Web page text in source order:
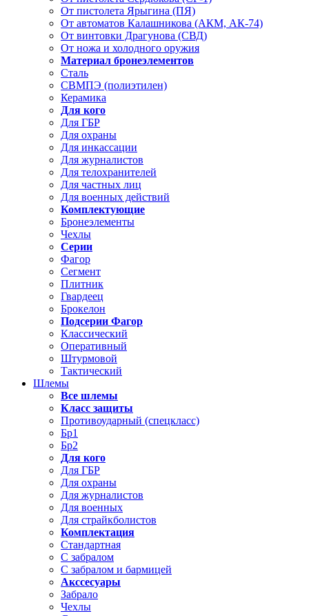
От пистолета Ярыгина (ПЯ)
От автоматов Калашникова (АКМ, АК-74)
От винтовки Драгунова (СВД)
От ножа и холодного оружия
Материал бронеэлементов
Сталь
СВМПЭ (полиэтилен)
Керамика
Для кого
Для ГБР
Для охраны
Для инкассации
Для журналистов
Для телохранителей
Для частных лиц
Для военных действий
Комплектующие
Бронеэлементы
Чехлы
Серии
Фагор
Сегмент
Плитник
Гвардеец
Брокелон
Подсерии Фагор
Классический
Оперативный
Штурмовой
Тактический
Шлемы
Все шлемы
Класс защиты
Противоударный (спецкласс)
Бр1
Бр2
Для кого
Для ГБР
Для охраны
Для журналистов
Для военных
Для страйкболистов
Комплектация
Стандартная
С забралом
С забралом и бармицей
Акссесуары
Забрало
Чехлы